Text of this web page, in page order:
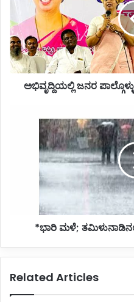
-
ಲಕ್ಷ್ಮೀ
ಹೆಬ್ಬಾಳಕರ್
ಅಭಿವೃದ್ದಿಯಲ್ಲಿ ಜನರ
ತಮಿಳುನಾಡಿನಲ್ಲಿ
ಕಾಲೇಜುಗಳಿಗೆ
*ಭಾರಿ ಮಳೆ;
Related Articles